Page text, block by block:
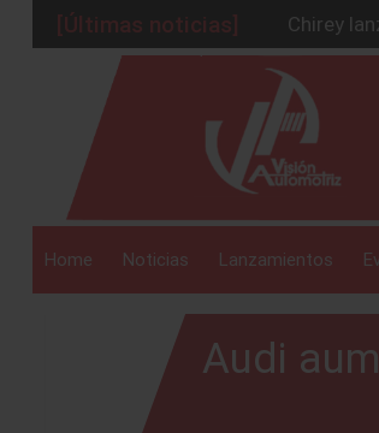
[Últimas noticias]
Chirey
BMW Z4
Ford
Mazda
Será
Home Noticias Lanzamientos
Audi